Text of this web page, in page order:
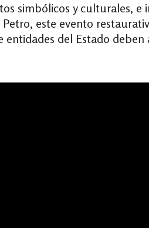
simbólicos y culturales,
este evento
entidades del Estado